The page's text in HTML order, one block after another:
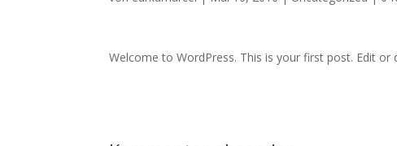
Welcome to WordPress. This is your first post. Edit